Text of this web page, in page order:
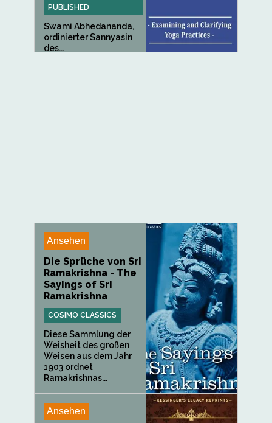
PUBLISHED
Swami Abhedananda,
ordinierter Sannyasin
des...
Ansehen
Die Sprüche von Sri
Ramakrishna - The
Sayings of Sri
Ramakrishna
COSIMO CLASSICS
Diese Sammlung der
Weisheit des großen
Weisen aus dem Jahr
1903 ordnet
Ramakrishnas...
Ansehen